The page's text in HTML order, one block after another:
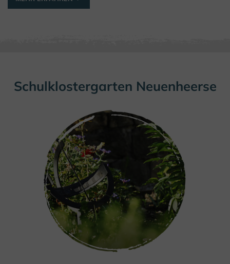
Schulklostergarten Neuenheerse